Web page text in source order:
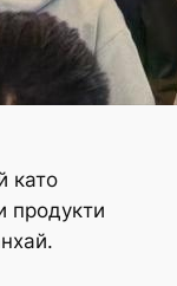
като
продукти